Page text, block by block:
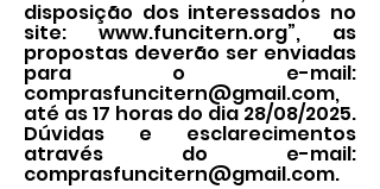
disposição dos interessados no
site:www.funcitern.org”, as
propostas deverão ser enviadas
para o e-mail:
comprasfuncitern@gmail.com,
até as 17 horas do dia 28/08/2025.
Dúvidas e esclarecimentos
através do e-mail:
comprasfuncitern@gmail.com.